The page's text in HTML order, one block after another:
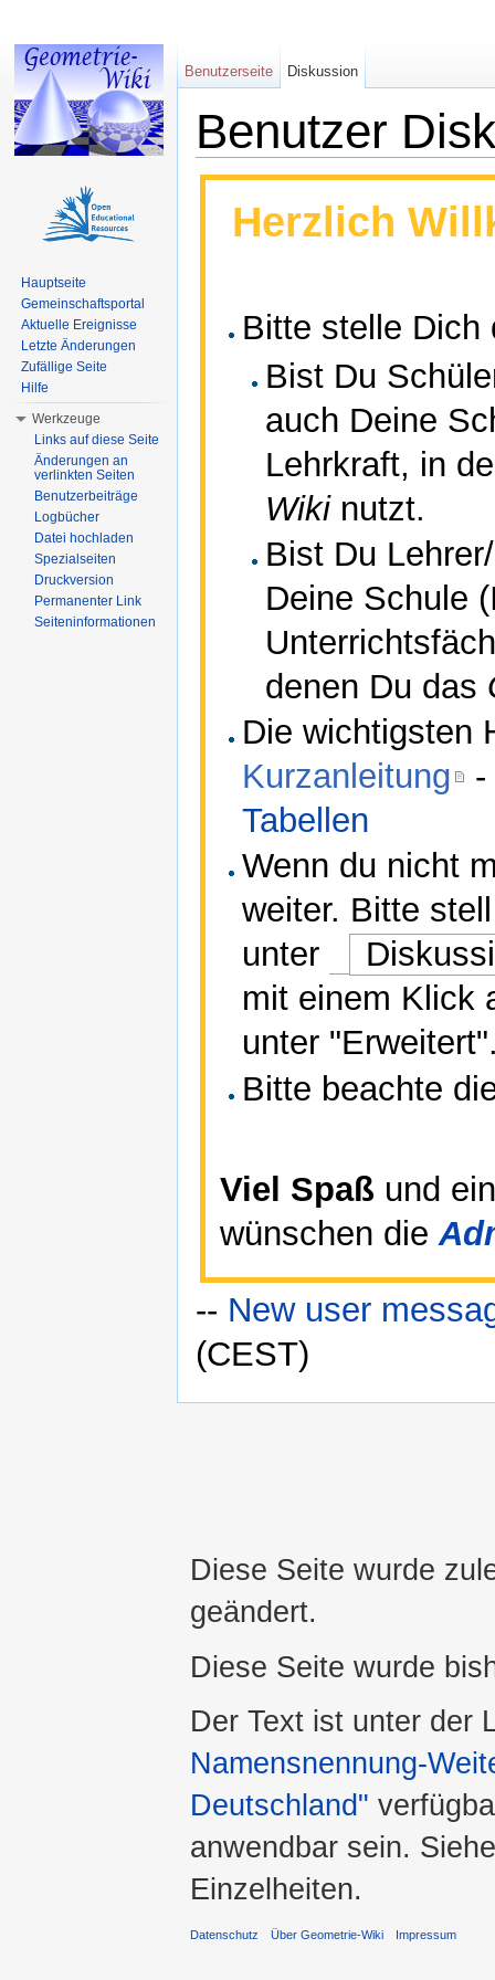
Benutzer
Herzlich
Bitte stelle
Bist Du
auch Deine
Lehrkraft, in
Wikinutzt.
Bist Du
Deine Schule
denen Du das
Die wichtigsten
Kurzanleitung
Tabellen
Wenn du nicht
weiter. Bitte
unter
mit einem Klick
unter
Bitte beachte
Viel Spaß und
wünschen die
-- New user
(CEST)
Benutzerseite Diskussion
Hauptseite
Gemeinschaftsportal
Aktuelle Ereignisse
Letzte Änderungen
Zufällige Seite
Hilfe
Werkzeuge
Links auf diese Seite
Änderungen an
verlinkten Seiten
Benutzerbeiträge
Logbücher
Datei hochladen
Spezialseiten
Druckversion
Permanenter Link
Seiteninformationen
Diese Seite wurde
geändert.
Diese Seite wurde
Der Text ist unter der
Namensnennung-
Deutschland"
anwendbar sein.
Einzelheiten.
Datenschutz Über Geometrie-Wiki Impressum